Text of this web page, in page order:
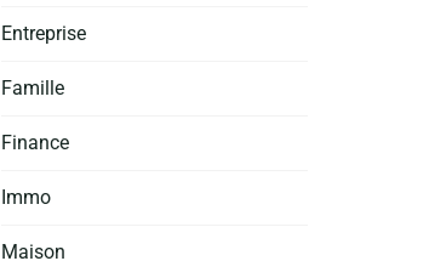
Entreprise
Famille
Finance
Immo
Maison